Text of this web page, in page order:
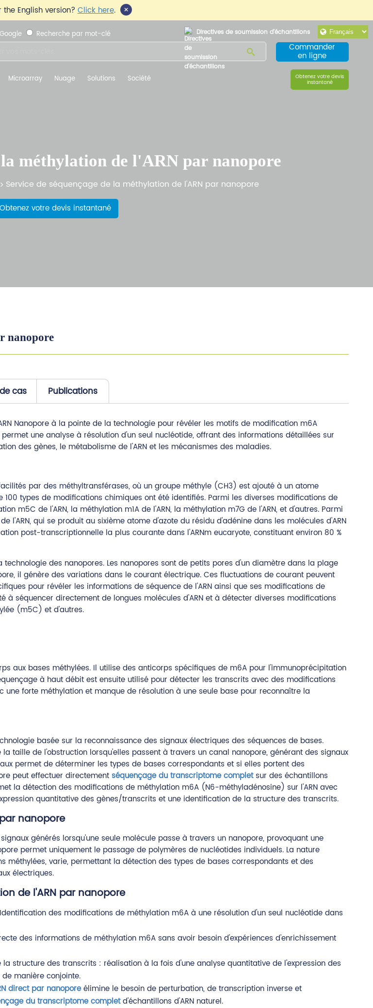
the English version?Click here. ×
Directives de soumission d'échantillons
Recherche par mot-clé
Commander
en ligne
Microarray Nuage Solutions Société Obtenez votre devis
instantané
la méthylation de l'ARN par nanopore
Service de séquençage de la méthylation de l'ARN par nanopore
Obtenez votre devis instantané
nanopore
cas Publications
Nanopore à la pointe de la technologie pour révéler les motifs de modification m6A
une analyse à résolution d'un seul nucléotide, offrant des informations détaillées sur
des gènes, le métabolisme de l'ARN et les mécanismes des maladies.
par des méthyltransférases, où un groupe méthyle (CH3) est ajouté à un atome
100 types de modifications chimiques ont été identifiés. Parmi les diverses modifications de
m5C de l'ARN, la méthylation m1A de l'ARN, la méthylation m7G de l'ARN, et d'autres. Parmi
qui se produit au sixième atome d'azote du résidu d'adénine dans les molécules d'ARN
post-transcriptionnelle la plus courante dans l'ARNm eucaryote, constituant environ 80 %
des nanopores. Les nanopores sont de petits pores d'un diamètre dans la plage
il génère des variations dans le courant électrique. Ces fluctuations de courant peuvent
pour révéler les informations de séquence de l'ARN ainsi que ses modifications de
à séquencer directement de longues molécules d'ARN et à détecter diverses modifications
(m5C) et d'autres.
aux bases méthylées. Il utilise des anticorps spécifiques de m6A pour l'immunoprécipitation
à haut débit est ensuite utilisé pour détecter les transcrits avec des modifications
forte méthylation et manque de résolution à une seule base pour reconnaître la
basée sur la reconnaissance des signaux électriques des séquences de bases.
taille de l'obstruction lorsqu'elles passent à travers un canal nanopore, générant des signaux
permet de déterminer les types de bases correspondants et si elles portent des
peut effectuer directement séquençage du transcriptome completsur des échantillons
la détection des modifications de méthylation m6A (N6-méthyladénosine) sur l'ARN avec
quantitative des gènes/transcrits et une identification de la structure des transcrits.
nanopore
générés lorsqu'une seule molécule passe à travers un nanopore, provoquant une
permet uniquement le passage de polymères de nucléotides individuels. La nature
varie, permettant la détection des types de bases correspondants et des
électriques.
de l'ARN par nanopore
des modifications de méthylation m6A à une résolution d'un seul nucléotide dans
des informations de méthylation m6A sans avoir besoin d'expériences d'enrichissement
structure des transcrits : réalisation à la fois d'une analyse quantitative de l'expression des
manière conjointe.
direct par nanoporeélimine le besoin de perturbation, de transcription inverse et
du transcriptome completd'échantillons d'ARN naturel.